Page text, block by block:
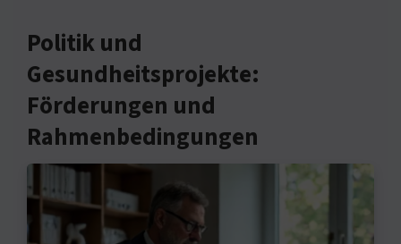
Politik und
Gesundheitsprojekte:
Förderungen und
Rahmenbedingungen